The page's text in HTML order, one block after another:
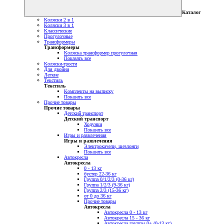
Каталог
Коляски 2 в 1
Коляски 3 в 1
Классические
Прогулочные
Трансформеры
Трансформеры
Коляска трансформер прогулочная
Показать все
Коляски-трости
Для двойни
Легкие
Текстиль
Текстиль
Комплекты на выписку
Показать все
Прочие товары
Прочие товары
Детский транспорт
Детский транспорт
Ходунки
Показать все
Игры и развлечения
Игры и развлечения
Электрокачели, шезлонги
Показать все
Автокресла
Автокресла
0 - 13 кг
бустер 22-36 кг
Группа 0/1/2/3 (0-36 кг)
Группа 1/2/3 (9-36 кг)
Группа 2/3 (15-36 кг)
от 0 до 36 кг
Прочие товары
Автокресла
Автокресла 0 - 13 кг
Автокресла 15 - 36 кг